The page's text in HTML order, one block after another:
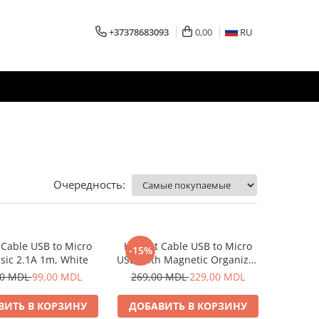
+37378683093 0,00 RU
Очередность:
USB to Micro
2.1A 1m, White
MDL99,00 MDL
В КОРЗИНУ
-15%
Helmet Cable USB to Micro
USB With Magnetic Organizer
1m, White
269,00 MDL229,00 MDL
ДОБАВИТЬ В КОРЗИНУ